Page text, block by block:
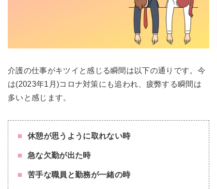
介護の仕事がキツイと感じる瞬間は以下の通りです。今
は(2023年1月)コロナ対策にも追われ、疲弊する瞬間は
多いと感じます。
休憩が思うように取れない時
急な欠勤が出た時
苦手な職員と勤務が一緒の時